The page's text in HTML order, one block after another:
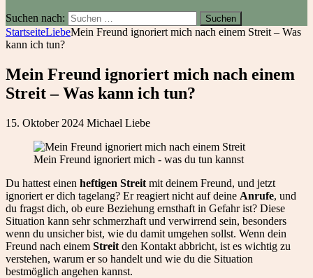
Suchen nach:
StartseiteLiebeMein Freund ignoriert mich nach einem Streit – Was
kann ich tun?
Mein Freund ignoriert mich nach einem
Streit – Was kann ich tun?
15. Oktober 2024 Michael Liebe
Mein Freund ignoriert mich - was du tun kannst
Du hattest einen heftigen Streit mit deinem Freund, und jetzt
ignoriert er dich tagelang? Er reagiert nicht auf deine Anrufe, und
du fragst dich, ob eure Beziehung ernsthaft in Gefahr ist? Diese
Situation kann sehr schmerzhaft und verwirrend sein, besonders
wenn du unsicher bist, wie du damit umgehen sollst. Wenn dein
Freund nach einem Streit den Kontakt abbricht, ist es wichtig zu
verstehen, warum er so handelt und wie du die Situation
bestmöglich angehen kannst.